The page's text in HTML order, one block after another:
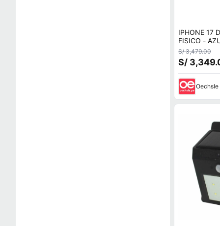
IPHONE 17
FISICO -
S/ 3,479.00
S/
Oechsle